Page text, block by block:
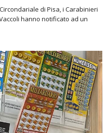
di Pisa, i Carabinieri
hanno notificato ad un